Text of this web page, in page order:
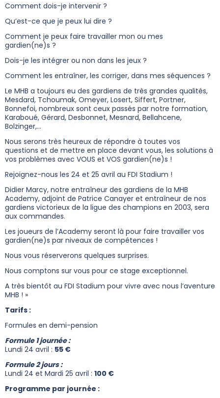
Comment dois-je intervenir ?
Qu’est-ce que je peux lui dire ?
Comment je peux faire travailler mon ou mes
gardien(ne)s ?
Dois-je les intégrer ou non dans les jeux ?
Comment les entraîner, les corriger, dans mes séquences ?
Le MHB a toujours eu des gardiens de très grandes qualités,
Mesdard, Tchoumak, Omeyer, Losert, Siffert, Portner,
Bonnefoi, nombreux sont ceux passés par notre formation,
Karaboué, Gérard, Desbonnet, Mesnard, Bellahcene,
Bolzinger,…
Nous serons très heureux de répondre à toutes vos
questions et de mettre en place devant vous, les solutions à
vos problèmes avec VOUS et VOS gardien(ne)s !
Rejoignez-nous les 24 et 25 avril au FDI Stadium !
Didier Marcy, notre entraîneur des gardiens de la MHB
Academy, adjoint de Patrice Canayer et entraîneur de nos
gardiens victorieux de la ligue des champions en 2003, sera
aux commandes.
Les joueurs de l’Academy seront là pour faire travailler vos
gardien(ne)s par niveaux de compétences !
Nous vous réserverons quelques surprises.
Nous comptons sur vous pour ce stage exceptionnel.
A très bientôt au FDI Stadium pour vivre avec nous l’aventure
MHB ! »
Tarifs :
Formules en demi-pension
Formule 1 journée :
Lundi 24 avril : 55 €
Formule 2 jours :
Lundi 24 et Mardi 25 avril : 100 €
Programme par journée :